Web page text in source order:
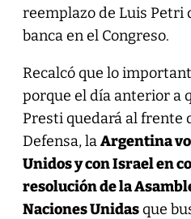
reemplazo de Luis Petri
banca en el Congreso.
Recalcó que lo
porque el día anterior a
Presti quedará al frente
Defensa, laArgentina
Unidos y con Israel en
resolución de la
Naciones Unidasque